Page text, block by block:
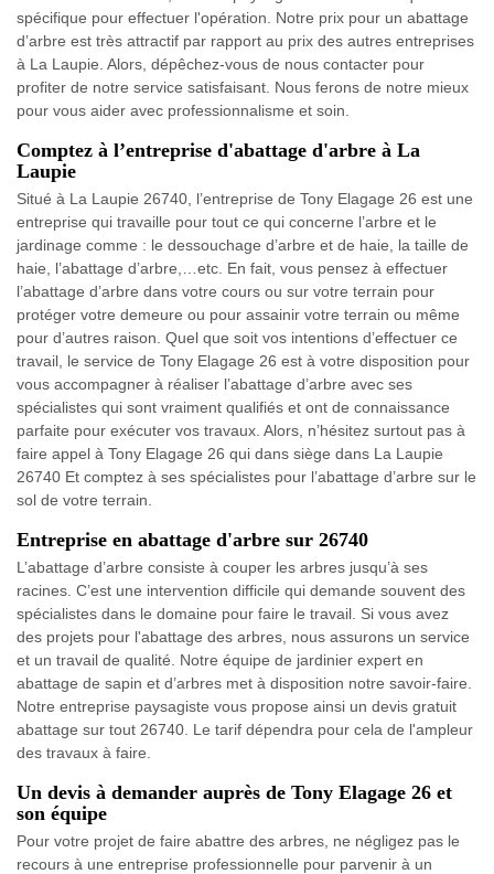
spécifique pour effectuer l'opération. Notre prix pour un abattage
d’arbre est très attractif par rapport au prix des autres entreprises
à La Laupie. Alors, dépêchez-vous de nous contacter pour
profiter de notre service satisfaisant. Nous ferons de notre mieux
pour vous aider avec professionnalisme et soin.
Comptez à l’entreprise d'abattage d'arbre à La
Laupie
Situé à La Laupie 26740, l’entreprise de Tony Elagage 26 est une
entreprise qui travaille pour tout ce qui concerne l’arbre et le
jardinage comme : le dessouchage d’arbre et de haie, la taille de
haie, l’abattage d’arbre,…etc. En fait, vous pensez à effectuer
l’abattage d’arbre dans votre cours ou sur votre terrain pour
protéger votre demeure ou pour assainir votre terrain ou même
pour d’autres raison. Quel que soit vos intentions d’effectuer ce
travail, le service de Tony Elagage 26 est à votre disposition pour
vous accompagner à réaliser l’abattage d’arbre avec ses
spécialistes qui sont vraiment qualifiés et ont de connaissance
parfaite pour exécuter vos travaux. Alors, n’hésitez surtout pas à
faire appel à Tony Elagage 26 qui dans siège dans La Laupie
26740 Et comptez à ses spécialistes pour l’abattage d’arbre sur le
sol de votre terrain.
Entreprise en abattage d'arbre sur 26740
L’abattage d’arbre consiste à couper les arbres jusqu’à ses
racines. C’est une intervention difficile qui demande souvent des
spécialistes dans le domaine pour faire le travail. Si vous avez
des projets pour l'abattage des arbres, nous assurons un service
et un travail de qualité. Notre équipe de jardinier expert en
abattage de sapin et d’arbres met à disposition notre savoir-faire.
Notre entreprise paysagiste vous propose ainsi un devis gratuit
abattage sur tout 26740. Le tarif dépendra pour cela de l'ampleur
des travaux à faire.
Un devis à demander auprès de Tony Elagage 26 et
son équipe
Pour votre projet de faire abattre des arbres, ne négligez pas le
recours à une entreprise professionnelle pour parvenir à un